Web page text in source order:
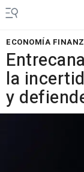
ECONOMÍA
la
y